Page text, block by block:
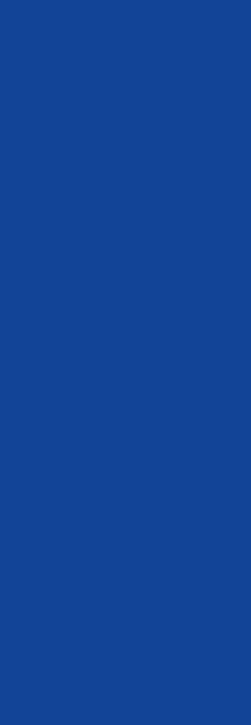
قابلیت‌ها و سرویس‌های
انتشار ثبت می‌شوند. این تغییرات
کاریا را پوشش می‌دهند؛ از
فایل و
می‌کنید، این صفحه مرجع کوتاه و
از قابلیت‌های منتشرشده و دسترسی به
است. تازه‌ترین رویداد در ابتدای